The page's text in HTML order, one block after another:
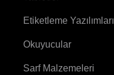
Etiketleme Yazılımları
Okuyucular
Sarf Malzemeleri